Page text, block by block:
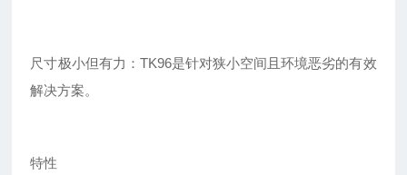
尺寸极小但有力：TK96是针对狭小空间且环境恶劣的有效
解决方案。
特性